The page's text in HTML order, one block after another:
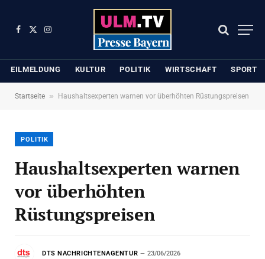
Facebook
X
Instagram
EILMELDUNG KULTUR POLITIK WIRTSCHAFT SPORT
Startseite » Haushaltsexperten warnen vor überhöhten Rüstungspreisen
POLITIK
Haushaltsexperten warnen
vor überhöhten
Rüstungspreisen
DTS NACHRICHTENAGENTUR 23/06/2026